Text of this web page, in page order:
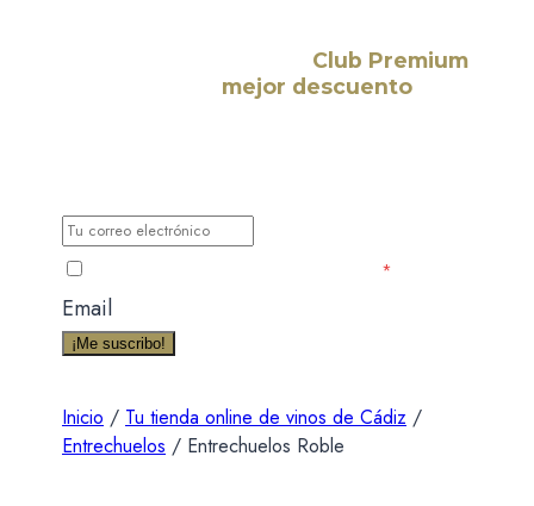
Club Premium
mejor descuento
*
Email
¡Me suscribo!
Inicio / Tu tienda online de vinos de Cádiz /
Entrechuelos / Entrechuelos Roble